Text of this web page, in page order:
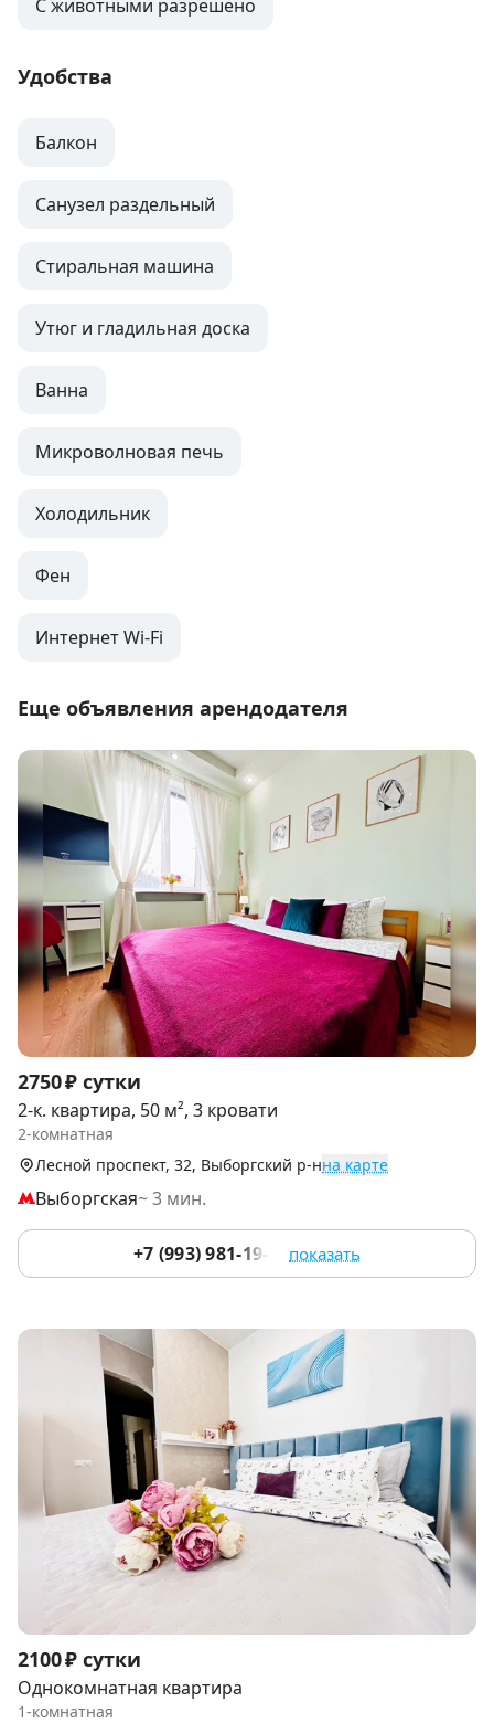
С животными разрешено
Удобства
Балкон
Санузел раздельный
Стиральная машина
Утюг и гладильная доска
Ванна
Микроволновая печь
Холодильник
Фен
Интернет Wi-Fi
Еще объявления арендодателя
Item
1
of
9
2750 ₽ сутки
2-к. квартира, 50 м², 3 кровати
2-комнатная
Лесной проспект, 32, Выборгский р-нна карте
Выборгская~ 3 мин.
+7 (993) 981-19-91 показать
Item
1
of
2100 ₽ сутки
Однокомнатная квартира
1-комнатная